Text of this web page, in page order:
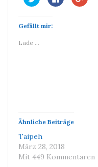
um
Twitter
teilen
neuem
um Teilen
Gefällt mir:
Lade …
Ähnliche Beiträge
Taipeh
März 28, 2018
Mit 449 Kommentaren